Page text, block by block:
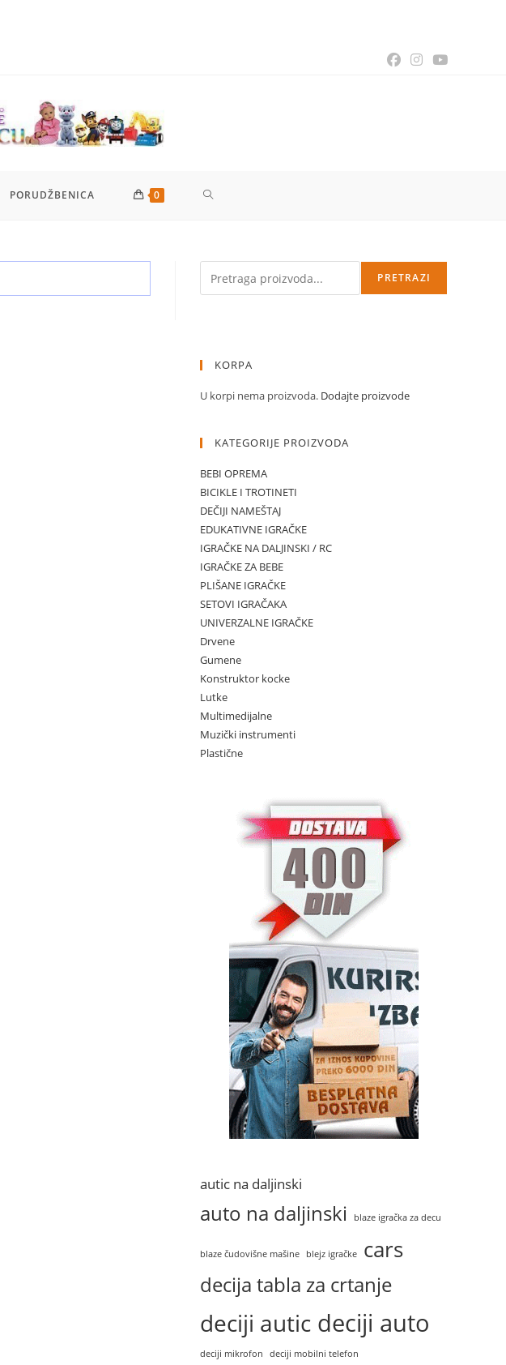
PORUDŽBENICA 0 TOGGLE
SEARCH
PRETRAZI
KORPA
U korpi nema proizvoda. Dodajte proizvode
KATEGORIJE PROIZVODA
BEBI OPREMA
BICIKLE I TROTINETI
DEČIJI NAMEŠTAJ
EDUKATIVNE IGRAČKE
IGRAČKE NA DALJINSKI / RC
IGRAČKE ZA BEBE
PLIŠANE IGRAČKE
SETOVI IGRAČAKA
UNIVERZALNE IGRAČKE
Drvene
Gumene
Konstruktor kocke
Lutke
Multimedijalne
Muzički instrumenti
Plastične
autic na daljinski
auto na daljinski blaze igračka za decu
blaze čudovišne mašine blejz igračke cars
decija tabla za crtanje
deciji autic deciji auto
deciji mikrofon deciji mobilni telefon